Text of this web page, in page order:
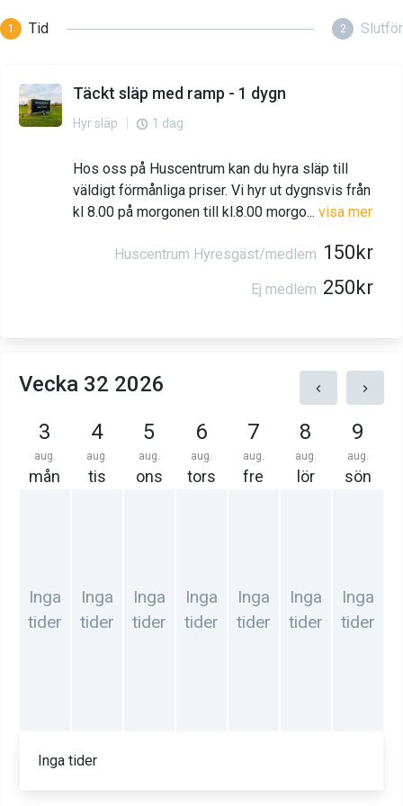
1 Tid 2 Slutför
Täckt släp med ramp - 1 dygn
Hyr släp 1 dag
Hos oss på Huscentrum kan du hyra släp till
väldigt förmånliga priser. Vi hyr ut dygnsvis från
kl 8.00 på morgonen till kl.8.00 morgo... visa mer
Huscentrum Hyresgäst/medlem 150kr
Ej medlem 250kr
Vecka 32 2026
3
aug.
mån
4
aug.
tis
5
aug.
ons
6
aug.
tors
7
aug.
fre
8
aug.
lör
9
aug.
sön
Inga
tider
Inga
tider
Inga
tider
Inga
tider
Inga
tider
Inga
tider
Inga
tider
Inga tider